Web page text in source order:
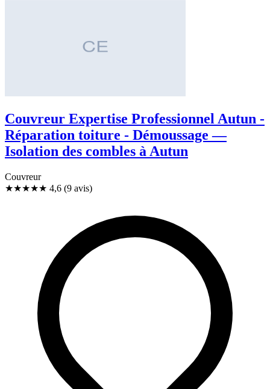
Couvreur Expertise Professionnel Autun -
Réparation toiture - Démoussage —
Isolation des combles à Autun
Couvreur
★★★★★ 4,6 (9 avis)